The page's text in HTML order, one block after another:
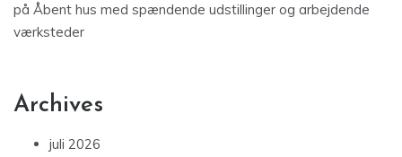
på Åbent hus med spændende udstillinger og arbejdende
værksteder
Archives
juli 2026